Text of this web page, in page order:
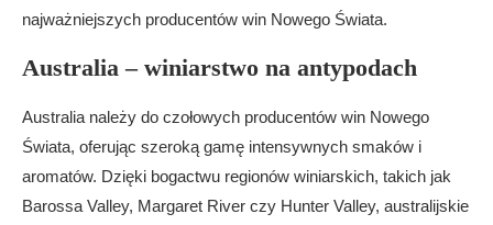
najważniejszych producentów win Nowego Świata.
Australia – winiarstwo na antypodach
Australia należy do czołowych producentów win Nowego
Świata, oferując szeroką gamę intensywnych smaków i
aromatów. Dzięki bogactwu regionów winiarskich, takich jak
Barossa Valley, Margaret River czy Hunter Valley, australijskie